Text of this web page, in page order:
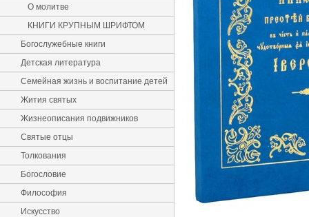
О молитве
КНИГИ КРУПНЫМ ШРИФТОМ
Богослужебные книги
Детская литература
Семейная жизнь и воспитание детей
Жития святых
Жизнеописания подвижников
Святые отцы
Толкования
Богословие
Философия
Искусство